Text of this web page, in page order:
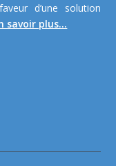
d’une solution
savoir plus...